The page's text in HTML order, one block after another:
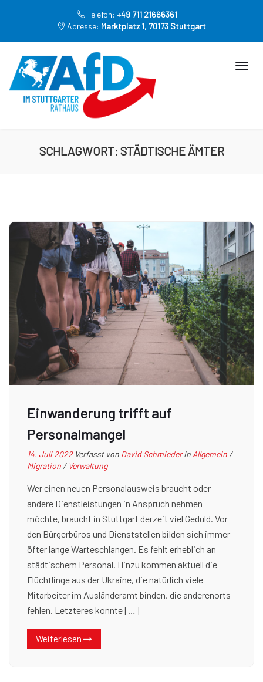
Telefon: +49 711 21666361
Adresse: Marktplatz 1, 70173 Stuttgart
SCHLAGWORT: STÄDTISCHE ÄMTER
Einwanderung trifft auf
Personalmangel
14. Juli 2022 Verfasst von David Schmieder in Allgemein /
Migration / Verwaltung
Wer einen neuen Personalausweis braucht oder
andere Dienstleistungen in Anspruch nehmen
möchte, braucht in Stuttgart derzeit viel Geduld. Vor
den Bürgerbüros und Dienststellen bilden sich immer
öfter lange Warteschlangen. Es fehlt erheblich an
städtischem Personal. Hinzu kommen aktuell die
Flüchtlinge aus der Ukraine, die natürlich viele
Mitarbeiter im Ausländeramt binden, die anderenorts
fehlen. Letzteres konnte […]
Weiterlesen